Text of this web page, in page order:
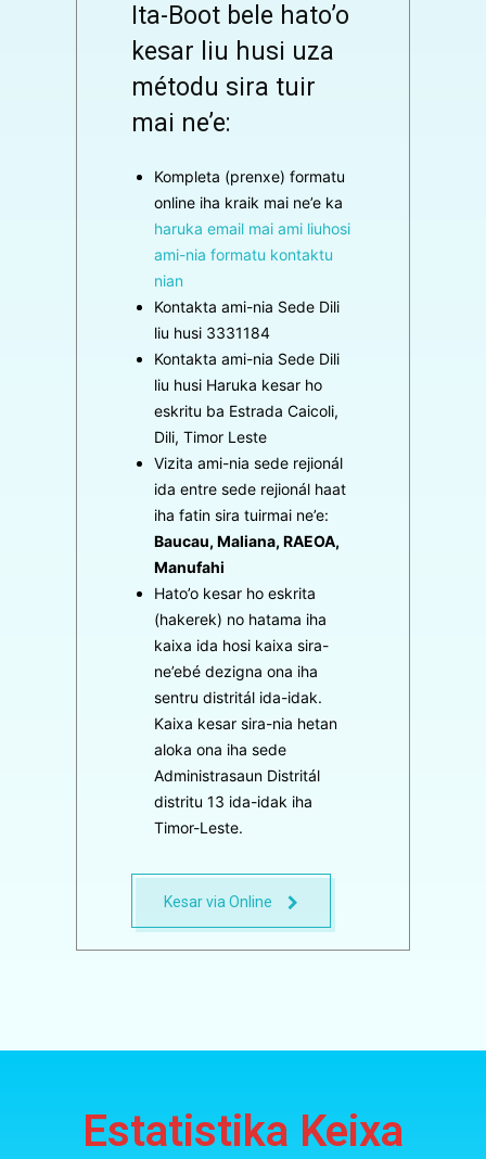
Ita-Boot bele hato’o
kesar liu husi uza
métodu sira tuir
mai ne’e:
Kompleta (prenxe) formatu
online iha kraik mai ne’e ka
haruka email mai ami liuhosi
ami-nia formatu kontaktu
nian
Kontakta ami-nia Sede Dili
liu husi 3331184
Kontakta ami-nia Sede Dili
liu husi Haruka kesar ho
eskritu ba Estrada Caicoli,
Dili, Timor Leste
Vizita ami-nia sede rejionál
ida entre sede rejionál haat
iha fatin sira tuirmai ne’e:
Baucau, Maliana, RAEOA,
Manufahi
Hato’o kesar ho eskrita
(hakerek) no hatama iha
kaixa ida hosi kaixa sira-
ne’ebé dezigna ona iha
sentru distritál ida-idak.
Kaixa kesar sira-nia hetan
aloka ona iha sede
Administrasaun Distritál
distritu 13 ida-idak iha
Timor-Leste.
Kesar via Online
Estatistika Keixa